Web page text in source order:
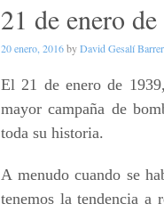
21 de enero
20 enero, 2016byDavid Gesalí
El 21 de enero de
mayor campaña de
toda su historia.
A menudo cuando se
tenemos la tendencia a